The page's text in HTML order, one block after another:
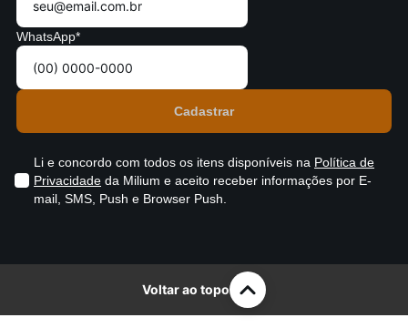
WhatsApp*
Li e concordo com todos os itens disponíveis na Política de
Privacidade da Milium e aceito receber informações por E-
mail, SMS, Push e Browser Push.
Voltar ao topo